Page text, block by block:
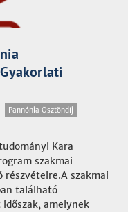
Pannónia Ösztöndíj
Kara
szakmai
részvételre.A szakmai
található
amelynek